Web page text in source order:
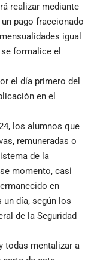
realizar mediante
pago fraccionado
igual
formalice el
el día primero del
en el
los alumnos que
remuneradas o
de la
momento, casi
en
día, según los
de la Seguridad
todas mentalizar a